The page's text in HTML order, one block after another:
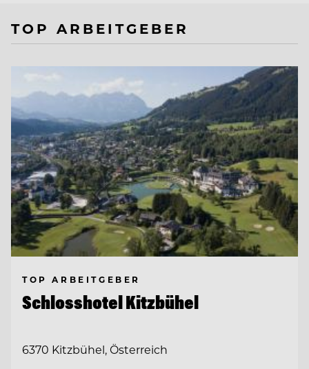
TOP ARBEITGEBER
TOP ARBEITGEBER
Schlosshotel Kitzbühel
6370 Kitzbühel, Österreich